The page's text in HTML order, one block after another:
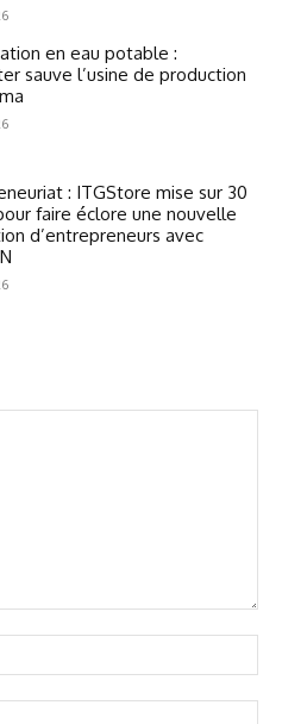
en eau potable :
sauve l’usine de production
: ITGStore mise sur 30
faire éclore une nouvelle
d’entrepreneurs avec
:*